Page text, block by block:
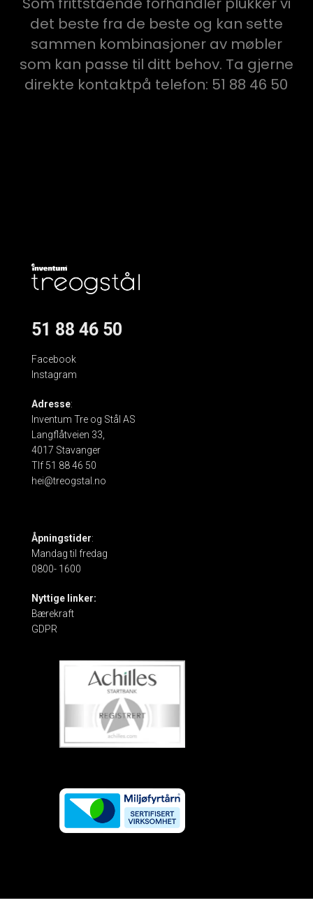
det beste fra de beste og kan sette
sammen kombinasjoner av møbler
som kan passe til ditt behov. Ta gjerne
direkte kontaktpå telefon: 51 88 46 50
51 88 46 50
Facebook
Instagram
Adresse:
Inventum Tre og Stål AS
Langflåtveien 33,
4017 Stavanger
Tlf 51 88 46 50
hei@treogstal.no
Åpningstider:
Mandag til fredag
0800- 1600
Nyttige linker:
Bærekraft
GDPR